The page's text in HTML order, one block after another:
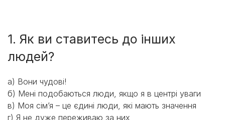
1. Як ви ставитесь до інших
людей?
а) Вони чудові!
б) Мені подобаються люди, якщо я в центрі уваги
в) Моя сім’я – це єдині люди, які мають значення
г) Я не дуже переживаю за них